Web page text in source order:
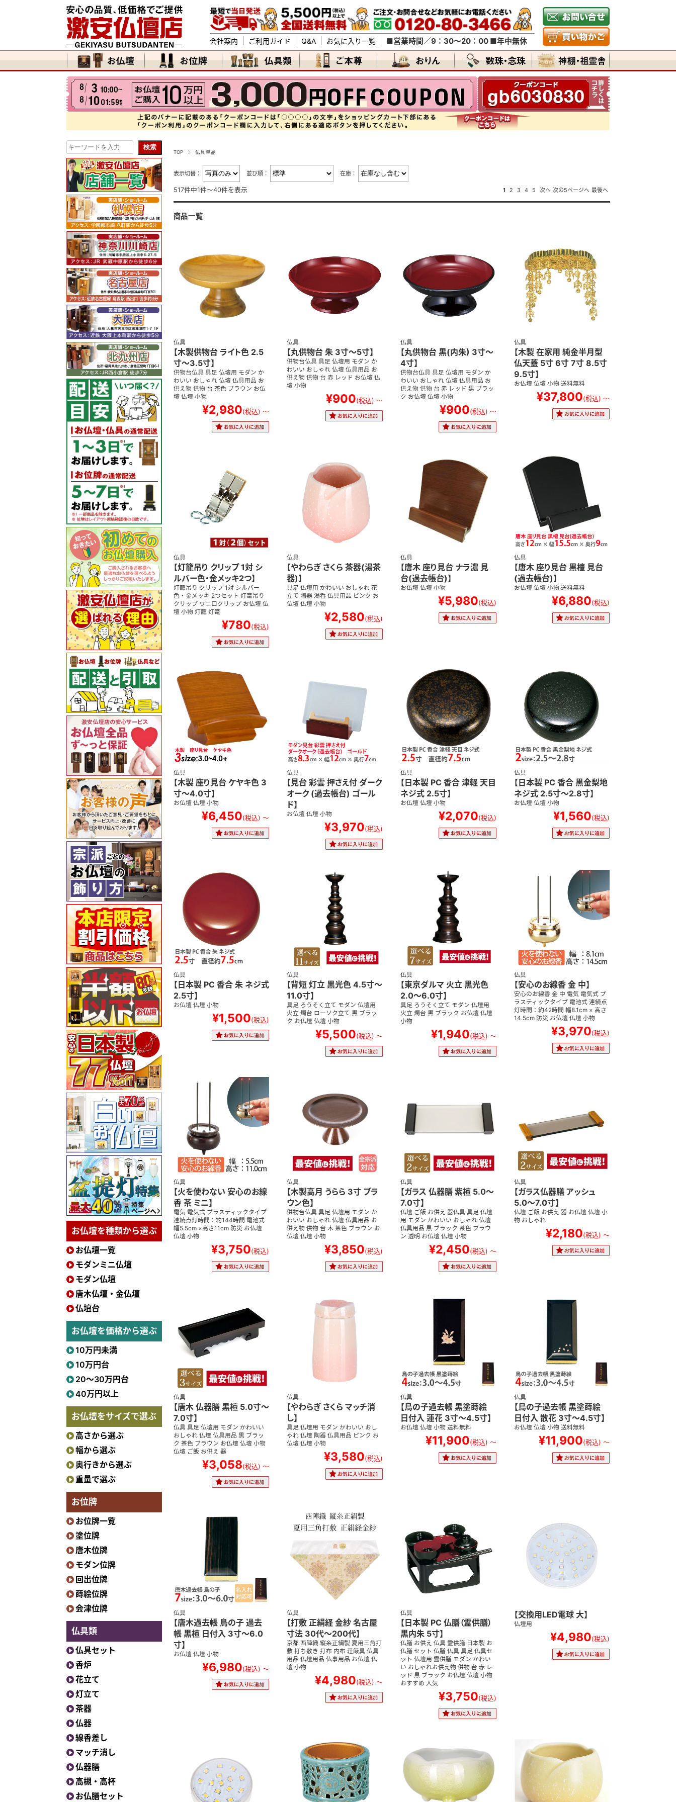
会社案内 ご利用ガイド Q&A お気に入り一覧 ■営業時間／9：30～20：00 ■年中無休
TOP 仏具単品
表示切替： 並び順： 在庫：
517件中1件～40件を表示 1 2 3 4 5 次へ 次の5ページへ 最後へ
商品一覧
仏具
【木製供物台 ライト色 2.5
寸～3.5寸】
供物台仏具 具足 仏壇用 モダン か
わいい おしゃれ 仏壇 仏具用品 お
供え物 供物 台 茶色 ブラウン お仏
壇 仏壇 小物
¥2,980(税込) ～
仏具
【丸供物台 朱 3寸～5寸】
供物台仏具 具足 仏壇用 モダン か
わいい おしゃれ 仏壇 仏具用品 お
供え物 供物 台 赤 レッド お仏壇 仏
壇 小物
¥900(税込) ～
仏具
【丸供物台 黒(内朱) 3寸～
4寸】
供物台仏具 具足 仏壇用 モダン か
わいい おしゃれ 仏壇 仏具用品 お
供え物 供物 台 赤 レッド 黒 ブラッ
ク お仏壇 仏壇 小物
¥900(税込) ～
仏具
【木製 在家用 純金半月型
仏天蓋 5寸 6寸 7寸 8.5寸
9.5寸】
お仏壇 仏壇 小物 送料無料
¥37,800(税込) ～
仏具
【灯籠吊り クリップ 1対 シ
ルバー色・金メッキ2つ】
灯籠吊り クリップ 1対 シルバー
色・金メッキ 2つセット 灯篭吊り
クリップ ワニ口クリップ お仏壇 仏
壇 小物 灯籠 灯篭
¥780(税込)
仏具
【やわらぎ さくら 茶器(湯茶
器)】
具足 仏壇用 かわいい おしゃれ 花
立て 陶器 湯呑 仏具用品 ピンク お
仏壇 仏壇 小物
¥2,580(税込)
仏具
【唐木 座り見台 ナラ濃 見
台(過去帳台)】
お仏壇 仏壇 小物
¥5,980(税込)
仏具
【唐木 座り見台 黒檀 見台
(過去帳台)】
お仏壇 仏壇 小物 送料無料
¥6,880(税込)
仏具
【木製 座り見台 ケヤキ色 3
寸～4.0寸】
お仏壇 仏壇 小物
¥6,450(税込) ～
仏具
【見台 彩雲 押さえ付 ダーク
オーク (過去帳台) ゴール
ド】
お仏壇 仏壇 小物
¥3,970(税込)
仏具
【日本製 PC 香合 津軽 天目
ネジ式 2.5寸】
お仏壇 仏壇 小物
¥2,070(税込)
仏具
【日本製 PC 香合 黒金梨地
ネジ式 2.5寸～2.8寸】
お仏壇 仏壇 小物
¥1,560(税込)
仏具
【日本製 PC 香合 朱 ネジ式
2.5寸】
お仏壇 仏壇 小物
¥1,500(税込)
仏具
【背短 灯立 黒光色 4.5寸～
11.0寸】
具足 ろうそく立て モダン 仏壇用
火立 燭台 ローソク立て 黒 ブラッ
ク お仏壇 仏壇 小物
¥5,500(税込) ～
仏具
【東京ダルマ 火立 黒光色
2.0～6.0寸】
具足 ろうそく立て モダン 仏壇用
火立 燭台 黒 ブラック お仏壇 仏壇
小物
¥1,940(税込) ～
仏具
【安心のお線香 金 中】
安心のお線香 金 中 電気 電気式 プ
ラスティックタイプ 電池式 連続点
灯時間：約42時間 幅8.1cm × 高さ
14.5cm 防災 お仏壇 仏壇 小物
¥3,970(税込)
仏具
【火を使わない 安心のお線
香 茶 ミニ】
電気 電気式 プラスティックタイプ
連続点灯時間：約144時間 電池式
幅5.5cm ×高さ11cm 防災 お仏壇
仏壇 小物
¥3,750(税込)
仏具
【木製高月 うらら 3寸 ブラ
ウン色】
供物台仏具 具足 仏壇用 モダン か
わいい おしゃれ 仏壇 仏具用品 お
供え物 供物 台 木 茶色 ブラウン お
仏壇 仏壇 小物
¥3,850(税込)
仏具
【ガラス 仏器膳 紫檀 5.0～
7.0寸】
仏壇 ご飯 お供え 器仏具 具足 仏壇
用 モダン かわいい おしゃれ 仏壇
仏具用品 黒 ブラック 茶色 ブラウ
ン 透明 お仏壇 仏壇 小物
¥2,450(税込) ～
仏具
【ガラス仏器膳 アッシュ
5.0～7.0寸】
仏壇 ご飯 お供え 器 お仏壇 仏壇 小
物 おしゃれ
¥2,180(税込) ～
仏具
【唐木 仏器膳 黒檀 5.0寸～
7.0寸】
仏具 具足 仏壇用 モダン かわいい
おしゃれ 仏壇 仏具用品 黒 ブラッ
ク 茶色 ブラウン お仏壇 仏壇 小物
仏壇 ご飯 お供え 器
¥3,058(税込) ～
仏具
【やわらぎ さくら マッチ消
し】
具足 仏壇用 モダン かわいい おし
ゃれ 仏壇 陶器 仏具用品 ピンク お
仏壇 仏壇 小物
¥3,580(税込)
仏具
【鳥の子過去帳 黒塗蒔絵
日付入 蓮花 3寸～4.5寸】
お仏壇 仏壇 小物 送料無料
¥11,900(税込) ～
仏具
【鳥の子過去帳 黒塗蒔絵
日付入 散花 3寸～4.5寸】
お仏壇 仏壇 小物 送料無料
¥11,900(税込) ～
仏具
【唐木過去帳 鳥の子 過去
帳 黒檀 日付入 3寸～6.0
寸】
お仏壇 仏壇 小物
¥6,980(税込) ～
仏具
【打敷 正絹経 金紗 名古屋
寸法 30代～200代】
京都 西陣織 縦糸正絹製 夏用三角打
敷 打ち敷き 打布 内布 荘厳具 仏具
用品 仏壇用品 仏事用品 お仏壇 仏
壇 小物
¥4,980(税込) ～
仏具
【日本製 PC 仏膳（霊供膳）
黒内朱 5寸】
仏膳 お供え 仏具 霊供膳 日本製 お
仏膳 セット 仏膳 仏具 具足 仏具セ
ット 仏壇用 霊供膳 モダン かわい
い おしゃれお供え物 供物 台 赤 レ
ッド 黒 ブラック お仏壇 仏壇 小物
おすすめ 人気
¥3,750(税込)
【交換用LED電球 大】
仏壇用
¥4,980(税込)
お仏壇を種類から選ぶ
お仏壇一覧
モダンミニ仏壇
モダン仏壇
唐木仏壇・金仏壇
仏壇台
お仏壇を価格から選ぶ
10万円未満
10万円台
20〜30万円台
40万円以上
お仏壇をサイズで選ぶ
高さから選ぶ
幅から選ぶ
奥行きから選ぶ
重量で選ぶ
お位牌
お位牌一覧
塗位牌
唐木位牌
モダン位牌
回出位牌
蒔絵位牌
会津位牌
仏具類
仏具セット
香炉
花立て
灯立て
茶器
仏器
線香差し
マッチ消し
仏器膳
高槻・高杯
お仏膳セット